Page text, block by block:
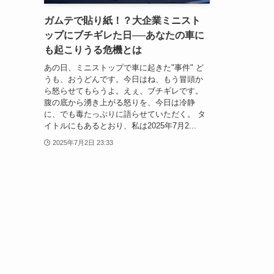
ガムテで貼り紙！？大企業ミニスト
ップにブチギレた日──あなたの車に
も起こりうる危機とは
あの日、ミニストップで車に起きた"事件" ど
うも、おうどんです。今日はね、もう冒頭か
ら怒らせてもらうよ。えぇ、ブチギレです。
腹の底から湧き上がる怒りを、今日は冷静
に、でも毒たっぷりに語らせていただく。 タ
イトルにもあるとおり、私は2025年7月2...
2025年7月2日 23:33